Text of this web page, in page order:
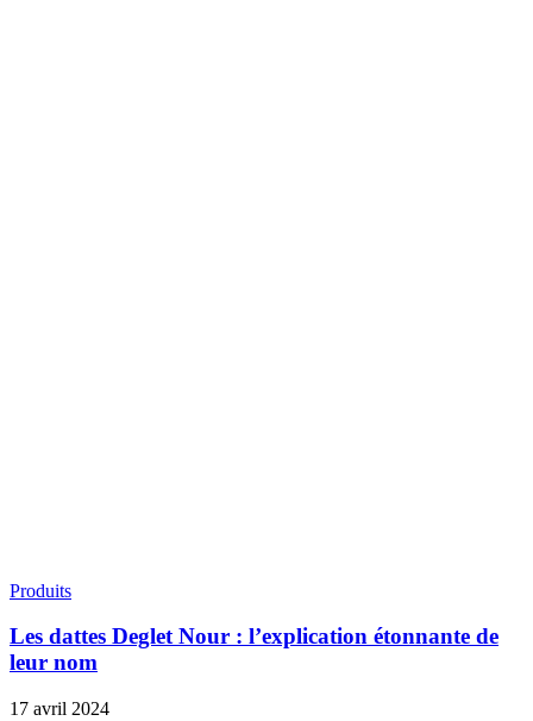
Produits
Les dattes Deglet Nour : l’explication étonnante de
leur nom
17 avril 2024